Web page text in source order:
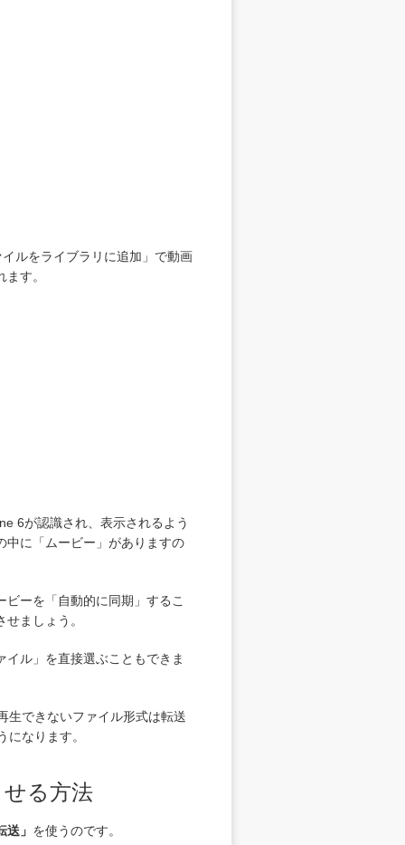
ルをライブラリに追加」で動画
す。
6が認識され、表示されるよう
中に「ムービー」がありますの
ーを「自動的に同期」するこ
ましょう。
ル」を直接選ぶこともできま
生できないファイル形式は転送
なります。
る方法
」 を使うのです。